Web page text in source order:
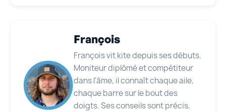
François
François vit kite depuis ses débuts.
Moniteur diplômé et compétiteur
dans l'âme, il connaît chaque aile,
chaque barre sur le bout des
doigts. Ses conseils sont précis,